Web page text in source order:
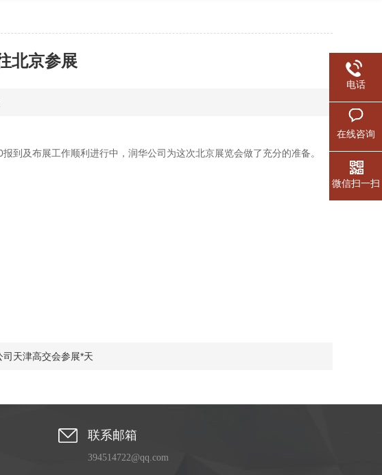
北京参展
及布展工作顺利进行中，润华公司为这次北京展览会做了充分的准备。
司天津高交会参展*天
联系邮箱
394514722@qq.com
电话
在线咨询
微信扫一扫